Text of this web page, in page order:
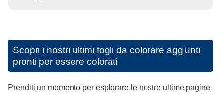
Scopri i nostri ultimi fogli da colorare aggiunti
pronti per essere colorati
Prenditi un momento per esplorare le nostre ultime pagine